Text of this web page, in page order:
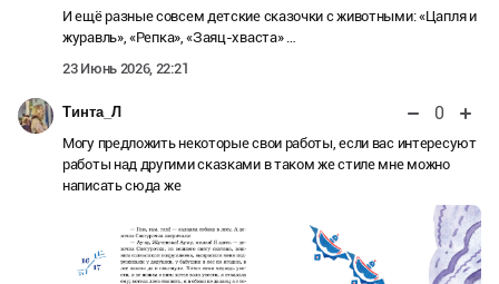
И ещё разные совсем детские сказочки с животными: «Цапля и
журавль», «Репка», «Заяц-хваста» …
23 Июнь 2026, 22:21
Тинта_Л 0
Могу предложить некоторые свои работы, если вас интересуют
работы над другими сказками в таком же стиле мне можно
написать сюда же